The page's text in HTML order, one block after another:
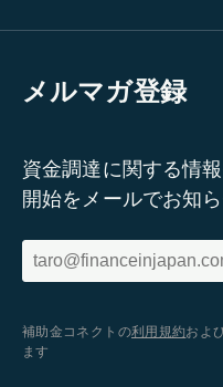
メルマガ登録
資金調達に関する情
開始をメールでお知ら
補助金コネクトの利用規約およ
ます